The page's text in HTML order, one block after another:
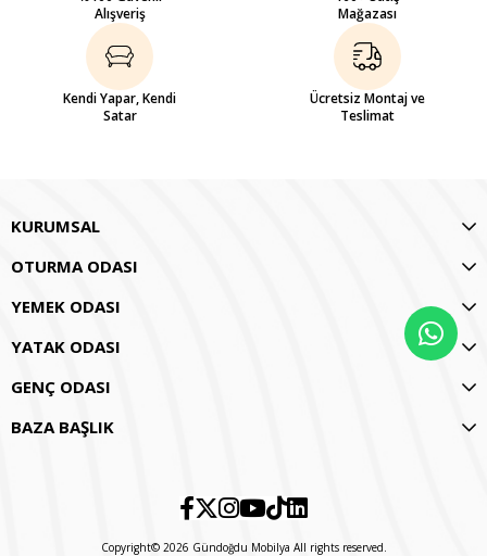
Alışveriş
Mağazası
Kendi Yapar, Kendi
Satar
Ücretsiz Montaj ve
Teslimat
KURUMSAL
OTURMA ODASI
YEMEK ODASI
YATAK ODASI
GENÇ ODASI
BAZA BAŞLIK
Copyright© 2026 Gündoğdu Mobilya All rights reserved.